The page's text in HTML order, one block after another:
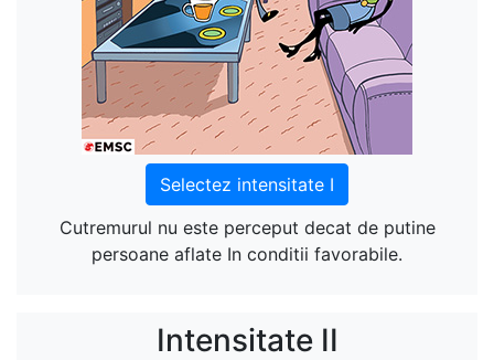
Selectez intensitate I
Cutremurul nu este perceput decat de putine
persoane aflate In conditii favorabile.
Intensitate II